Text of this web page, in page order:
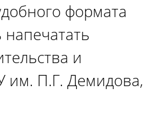
формата
и
им. П.Г. Демидова,